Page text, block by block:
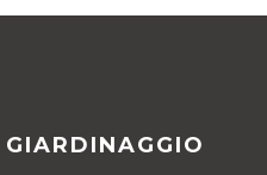
GIARDINAGGIO